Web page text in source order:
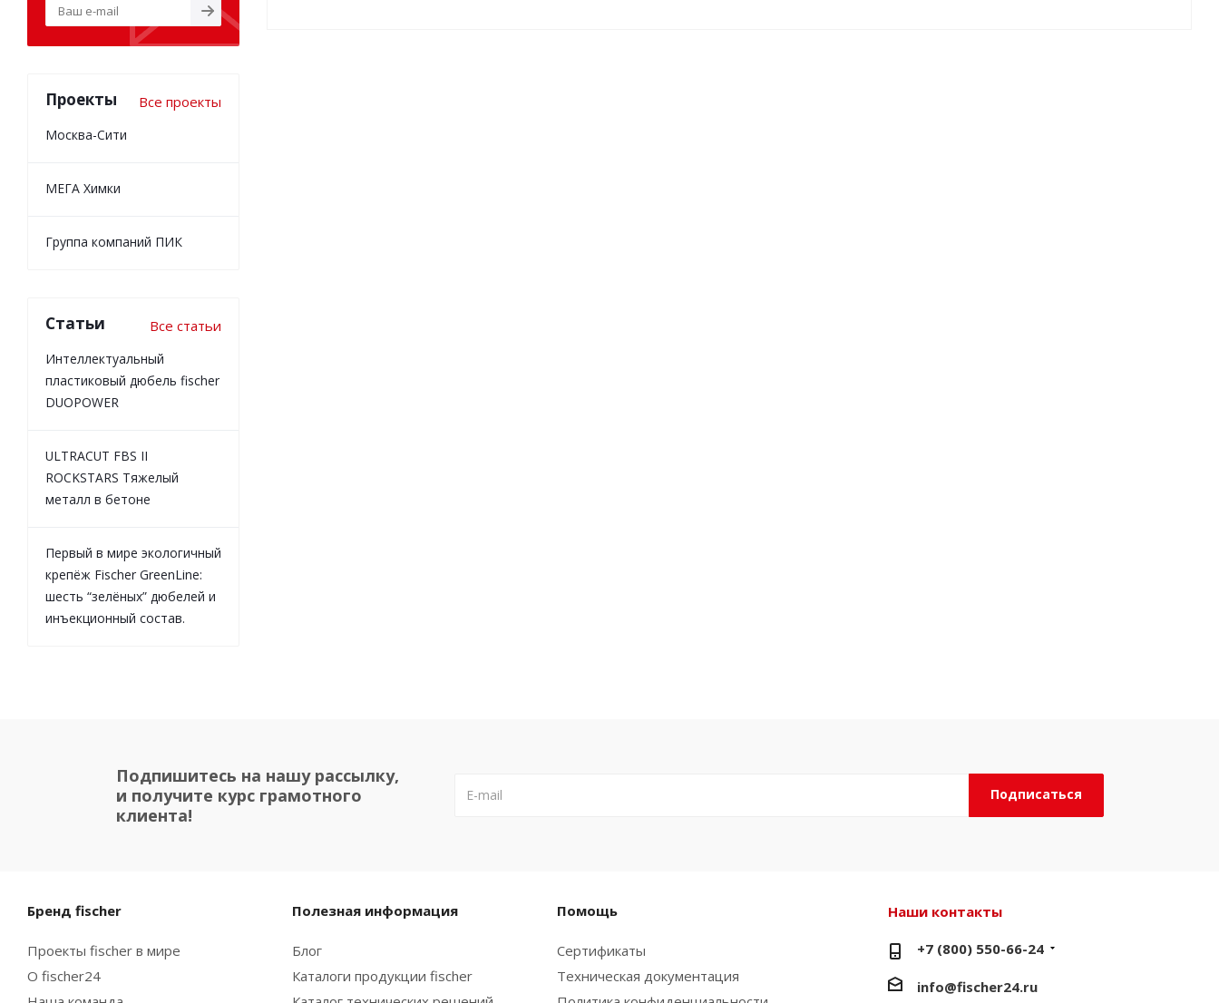
Проекты Все проекты
Москва-Сити
МЕГА Химки
Группа компаний ПИК
Статьи Все статьи
Интеллектуальный
пластиковый дюбель fischer
DUOPOWER
ULTRACUT FBS II
ROCKSTARS Тяжелый
металл в бетоне
Первый в мире экологичный
крепёж Fischer GreenLine:
шесть “зелёных” дюбелей и
инъекционный состав.
Подпишитесь на нашу рассылку,
и получите курс грамотного
клиента!
Бренд fischer
Проекты fischer в мире
О fischer24
Полезная информация
Блог
Каталоги продукции fischer
Помощь
Сертификаты
Техническая документация
Наши контакты
+7 (800) 550-66-24
info@fischer24.ru